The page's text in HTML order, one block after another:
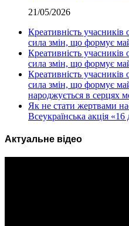
21/05/2026
Креативність учасників
сила змін, що формує
Креативність учасників
сила змін, що формує
Креативність учасників
сила змін, що формує
народжується в серцях
Як не стати жертвами
Всеукраїнська акція
Актуальне відео